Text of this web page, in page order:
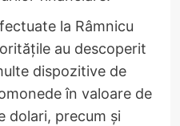
la Râmnicu
au descoperit
dispozitive de
în valoare de
dolari, precum și